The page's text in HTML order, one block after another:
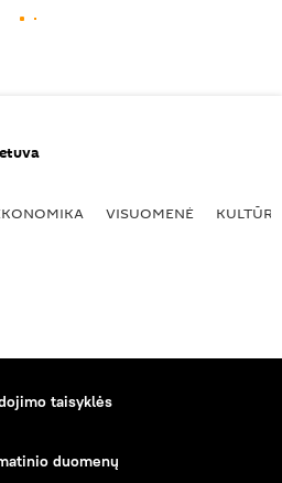
VISUOMENĖ KULTŪRA
taisyklės
duomenų